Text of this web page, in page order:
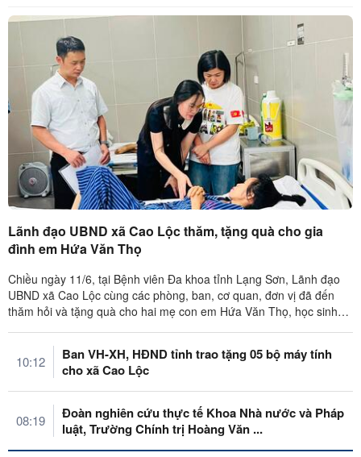
Lãnh đạo UBND xã Cao Lộc thăm, tặng quà cho gia
đình em Hứa Văn Thọ
Chiều ngày 11/6, tại Bệnh viên Đa khoa tỉnh Lạng Sơn, Lãnh đạo
UBND xã Cao Lộc cùng các phòng, ban, cơ quan, đơn vị đã đến
thăm hỏi và tặng quà cho hai mẹ con em Hứa Văn Thọ, học sinh
10:12
Ban VH-XH, HĐND tỉnh trao tặng 05 bộ máy tính
cho xã Cao Lộc
08:19
Đoàn nghiên cứu thực tế Khoa Nhà nước và Pháp
luật, Trường Chính trị Hoàng Văn ...